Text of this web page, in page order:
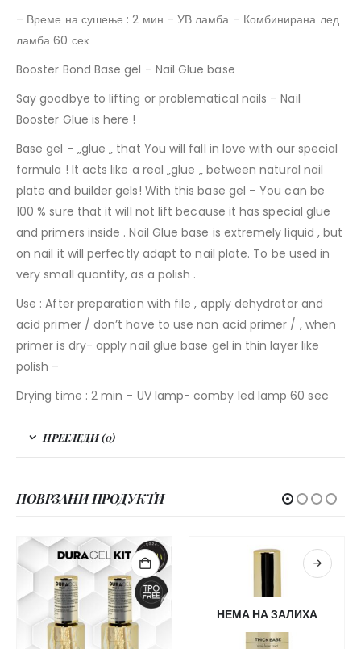
– Време на сушење : 2 мин – УВ ламба – Комбинирана лед
ламба 60 сек
Booster Bond Base gel – Nail Glue base
Say goodbye to lifting or problematical nails – Nail
Booster Glue is here !
Base gel – „glue „ that You will fall in love with our special
formula ! It acts like a real „glue „ between natural nail
plate and builder gels! With this base gel – You can be
100 % sure that it will not lift because it has special glue
and primers inside . Nail Glue base is extremely liquid , but
on nail it will perfectly adapt to nail plate. To be used in
very small quantity, as a polish .
Use : After preparation with file , apply dehydrator and
acid primer / don’t have to use non acid primer / , when
primer is dry- apply nail glue base gel in thin layer like
polish –
Drying time : 2 min – UV lamp- comby led lamp 60 sec
ПРЕГЛЕДИ (0)
ПОВРЗАНИ ПРОДУКТИ
НЕМА НА ЗАЛИХА НЕМА НА ЗАЛИХА